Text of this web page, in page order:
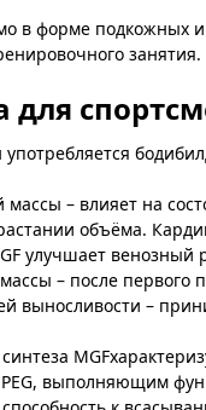
в форме подкожных
занятия.
– влияет на
объёма.
улучшает венозный
– после первого
выносливости –
выполняющим